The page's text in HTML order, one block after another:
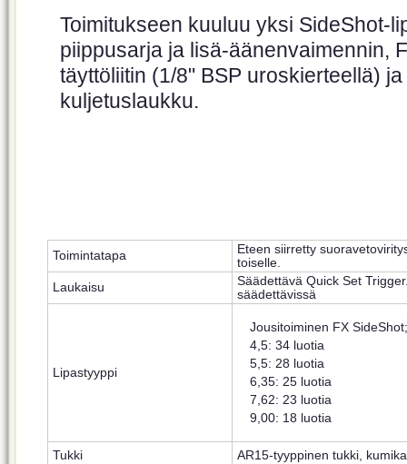
Toimitukseen kuuluu yksi SideShot-
piippusarja ja lisä-äänenvaimennin,
täyttöliitin (1/8" BSP uroskierteellä)
kuljetuslaukku.
Toimintatapa
Eteen siirretty
toiselle.
Laukaisu
Säädettävä Quick Set
säädettävissä
Lipastyyppi
Jousitoiminen FX SideShot;
4,5: 34 luotia
5,5: 28 luotia
6,35: 25 luotia
7,62: 23 luotia
9,00: 18 luotia
Tukki AR15-tyyppinen tukki,